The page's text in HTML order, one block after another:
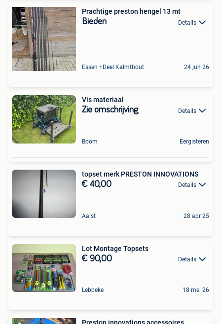
Prachtige preston hengel 13 mt
Bieden Details
Essen +Deel Kalmthout 24 jun 26
Vis materiaal
Zie omschrijving Details
Boom Eergisteren
topset merk PRESTON INNOVATIONS
€ 40,00 Details
Aalst 28 apr 25
Lot Montage Topsets
€ 90,00 Details
Lebbeke 18 mei 26